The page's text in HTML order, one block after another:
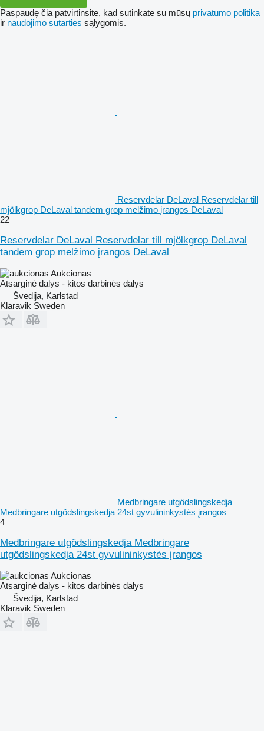
Paspaudę čia patvirtinsite, kad sutinkate su mūsų privatumo politika
ir naudojimo sutarties sąlygomis.
Reservdelar DeLaval Reservdelar till
mjölkgrop DeLaval tandem grop melžimo įrangos DeLaval
22
Reservdelar DeLaval Reservdelar till mjölkgrop DeLaval
tandem grop melžimo įrangos DeLaval
Aukcionas
Atsarginė dalys - kitos darbinės dalys
Švedija, Karlstad
Klaravik Sweden
Medbringare utgödslingskedja
Medbringare utgödslingskedja 24st gyvulininkystės įrangos
4
Medbringare utgödslingskedja Medbringare
utgödslingskedja 24st gyvulininkystės įrangos
Aukcionas
Atsarginė dalys - kitos darbinės dalys
Švedija, Karlstad
Klaravik Sweden